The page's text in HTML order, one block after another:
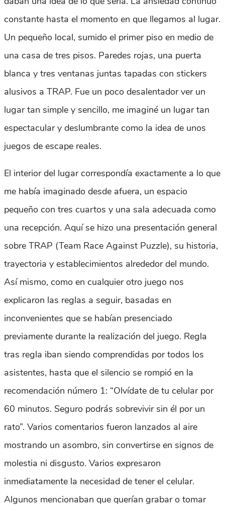
constante hasta el momento en que llegamos al lugar.
Un pequeño local, sumido el primer piso en medio de
una casa de tres pisos. Paredes rojas, una puerta
blanca y tres ventanas juntas tapadas con stickers
alusivos a TRAP. Fue un poco desalentador ver un
lugar tan simple y sencillo, me imaginé un lugar tan
espectacular y deslumbrante como la idea de unos
juegos de escape reales.
El interior del lugar correspondía exactamente a lo que
me había imaginado desde afuera, un espacio
pequeño con tres cuartos y una sala adecuada como
una recepción. Aquí se hizo una presentación general
sobre TRAP (Team Race Against Puzzle), su historia,
trayectoria y establecimientos alrededor del mundo.
Así mismo, como en cualquier otro juego nos
explicaron las reglas a seguir, basadas en
inconvenientes que se habían presenciado
previamente durante la realización del juego. Regla
tras regla iban siendo comprendidas por todos los
asistentes, hasta que el silencio se rompió en la
recomendación número 1: “Olvídate de tu celular por
60 minutos. Seguro podrás sobrevivir sin él por un
rato”. Varios comentarios fueron lanzados al aire
mostrando un asombro, sin convertirse en signos de
molestia ni disgusto. Varios expresaron
inmediatamente la necesidad de tener el celular.
Algunos mencionaban que querían grabar o tomar